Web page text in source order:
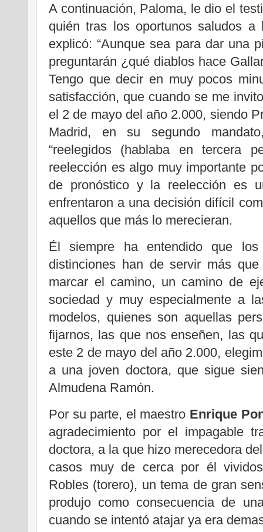
A continuación, Paloma, le dio el
quién tras los oportunos saludos a
explicó: “Aunque sea para dar una
preguntarán ¿qué diablos hace
Tengo que decir en muy pocos
satisfacción, que cuando se me
el 2 de mayo del año 2.000, siendo
Madrid, en su segundo
“reelegidos (hablaba en tercera
reelección es algo muy importante
de pronóstico y la reelección es
enfrentaron a una decisión difícil
aquellos que más lo merecieran.
Él siempre ha entendido que
distinciones han de servir más
marcar el camino, un camino de
sociedad y muy especialmente a
modelos, quienes son aquellas
fijarnos, las que nos enseñen, las
este 2 de mayo del año 2.000,
a una joven doctora, que sigue
Almudena Ramón.
Por su parte, el maestro Enrique
agradecimiento por el impagable
doctora, a la que hizo merecedora
casos muy de cerca por él
Robles (torero), un tema de gran
produjo como consecuencia de
cuando se intentó atajar ya era